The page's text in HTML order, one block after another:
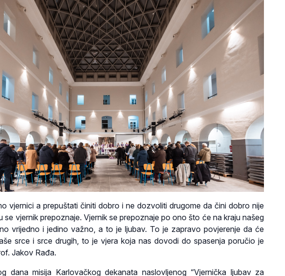
vjernici a prepuštati činiti dobro i ne dozvoliti drugome da čini dobro nije
se vjernik prepoznaje. Vjernik se prepoznaje po ono što će na kraju našeg
vrijedno i jedino važno, a to je ljubav. To je zapravo povjerenje da će
srce i srce drugih, to je vjera koja nas dovodi do spasenja poručio je
Jakov Rađa.
dana misija Karlovačkog dekanata naslovljenog “Vjernička ljubav za